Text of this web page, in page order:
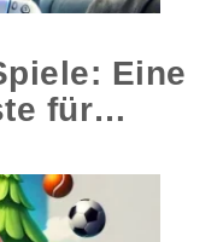
Eine
für…